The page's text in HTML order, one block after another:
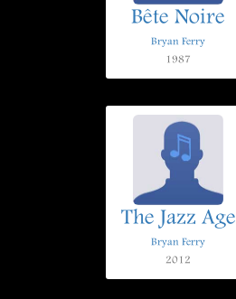
Bête Noire
Bryan Ferry
1987
The Jazz Age
Bryan Ferry
2012